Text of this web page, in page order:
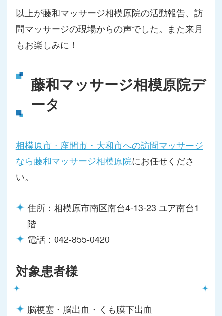
以上が藤和マッサージ相模原院の活動報告、訪
問マッサージの現場からの声でした。また来月
もお楽しみに！
藤和マッサージ相模原院デ
ータ
相模原市・座間市・大和市への訪問マッサージ
なら藤和マッサージ相模原院にお任せくださ
い。
住所：相模原市南区南台4-13-23 ユア南台1
階
電話：042-855-0420
対象患者様
脳梗塞・脳出血・くも膜下出血